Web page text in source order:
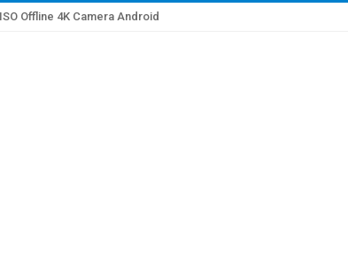
Offline 4K Camera Android